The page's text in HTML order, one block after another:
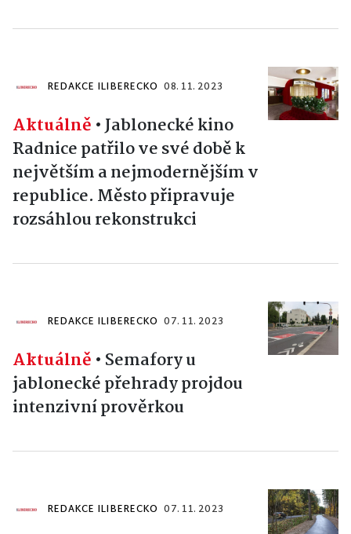
REDAKCE ILIBERECKO 08. 11. 2023
Aktuálně •Jablonecké kino
Radnice patřilo ve své době k
největším a nejmodernějším v
republice. Město připravuje
rozsáhlou rekonstrukci
REDAKCE ILIBERECKO 07. 11. 2023
Aktuálně • Semafory u
jablonecké přehrady projdou
intenzivní prověrkou
REDAKCE ILIBERECKO 07. 11. 2023